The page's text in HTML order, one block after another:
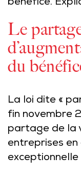
bénéfice.
Le
du
La loi dite «
fin novembre
partage de la
entreprises en